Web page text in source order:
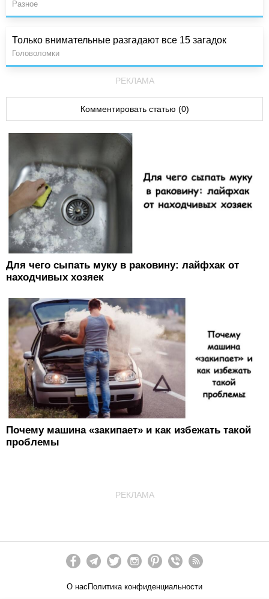
Разное
Только внимательные разгадают все 15 загадок
Головоломки
РЕКЛАМА
Комментировать статью (0)
Для чего сыпать муку в раковину: лайфхак от
находчивых хозяек
Почему машина «закипает» и как избежать такой
проблемы
РЕКЛАМА
О насПолитика конфиденциальности